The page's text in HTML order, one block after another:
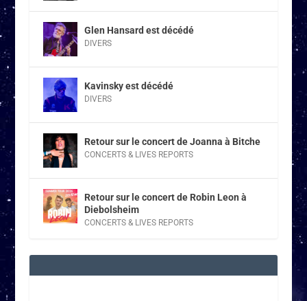
Glen Hansard est décédé
DIVERS
Kavinsky est décédé
DIVERS
Retour sur le concert de Joanna à Bitche
CONCERTS & LIVES REPORTS
Retour sur le concert de Robin Leon à
Diebolsheim
CONCERTS & LIVES REPORTS